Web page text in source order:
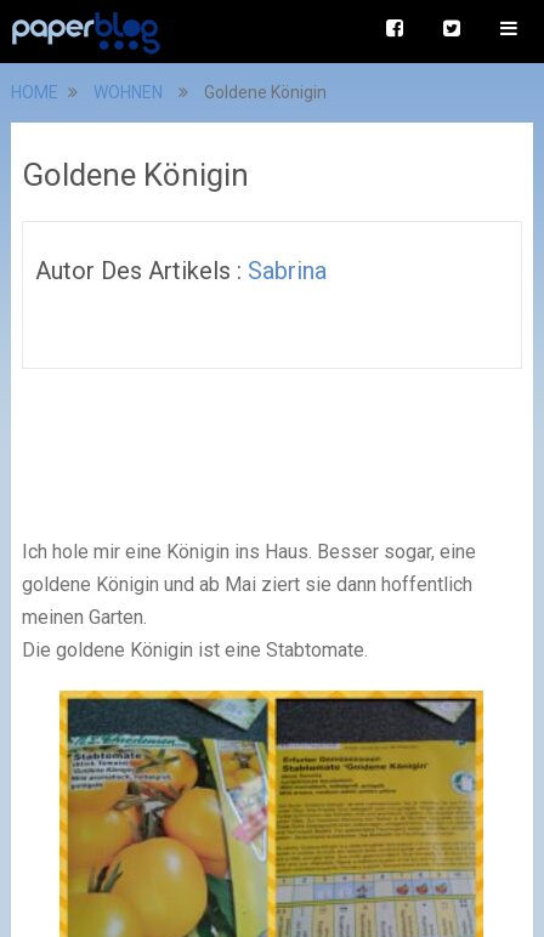
HOME WOHNEN Goldene Königin
Goldene Königin
Autor Des Artikels : Sabrina
Ich hole mir eine Königin ins Haus. Besser sogar, eine
goldene Königin und ab Mai ziert sie dann hoffentlich
meinen Garten.
Die goldene Königin ist eine Stabtomate.